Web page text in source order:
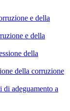
e della
e della
della
della corruzione
adeguamento a